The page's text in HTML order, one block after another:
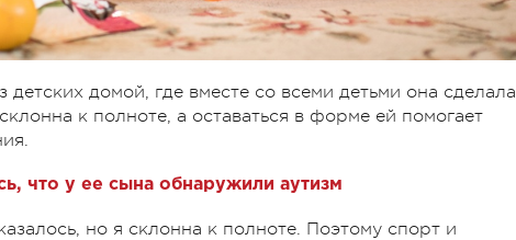
домой, где вместе со всеми детьми она сделала
к полноте, а оставаться в форме ей помогает
что у ее сына обнаружили аутизм
но я склонна к полноте. Поэтому спорт и